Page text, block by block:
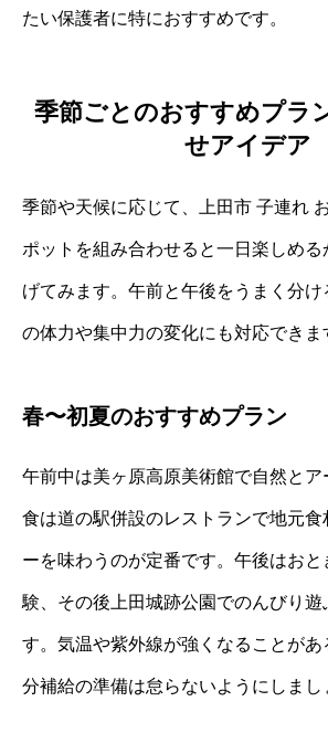
たい保護者に特におすすめです。
季節ごとのおすすめプラ
せアイデア
季節や天候に応じて、上田市 子連れ
ポットを組み合わせると一日楽しめ
げてみます。午前と午後をうまく分け
の体力や集中力の変化にも対応できま
春〜初夏のおすすめプラン
午前中は美ヶ原高原美術館で自然とア
食は道の駅併設のレストランで地元食
ーを味わうのが定番です。午後はお
験、その後上田城跡公園でのんびり
す。気温や紫外線が強くなることがあ
分補給の準備は怠らないようにしまし